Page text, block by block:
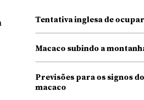
Tentativa inglesa de
Macaco subindo a
Previsões para os signos
macaco